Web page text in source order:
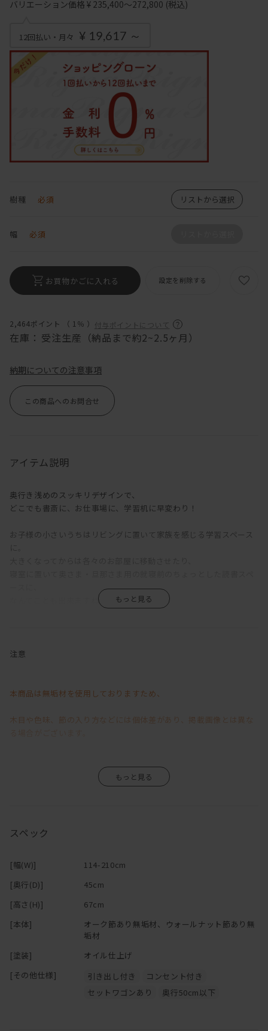
2,464ポイント （ 1％ ） 付与ポイントについて
在庫： 受注生産（納品まで約2~2.5ヶ月）
バリエーション価格 ¥ 235,400～272,800 (税込)
12回払い・月々 ¥ 19,617 ～
樹種 必須 リストから選択
幅 必須
お買物かごに入れる 設定を削除する
納期についての注意事項
この商品へのお問合せ
アイテム説明
奥行き浅めのスッキリデザインで、
どこでも書斎に、お仕事場に、学習机に早変わり！
お子様の小さいうちはリビングに置いて家族を感じる学習スペース
なんてことも出来ますね。
また、無垢材で作られているので、ついた傷はヤスリで削ることに
ついた傷を、味や思い出として残していくのも一つの楽しみ方。
とても触り心地の良い木に育ちます。
木材は、上品な濃い色味でリグナでも断トツ人気のウォールナット
びください♪
注意
本商品は無垢材を使用しておりますため、
木目や色味、節の入り方などには個体差があり、掲載画像とは異な
そのため、「イメージと異なる」といった理由による返品・交換は
と幸いです。
※「節少なめ」のご注文につきましては、別途お見積りにて承って
ご希望の場合は
お問い合わせください。
スペック
[幅(W)]
114-210cm
[奥行(D)]
45cm
[高さ(H)]
67cm
[本体]
オーク節あり無垢材、ウォールナット節あり無
垢材
[塗装]
オイル仕上げ
[その他仕様]
引き出し付き
コンセント付き
セットワゴンあり
奥行50cm以下